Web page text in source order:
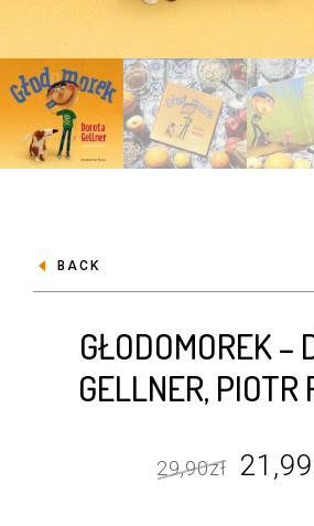
BACK
GŁODOMOREK –
GELLNER, PIOTR
29,90zł 21,99